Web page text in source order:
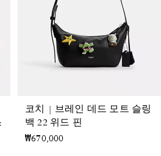
코치 | 브레인 데드 모트 슬링
백 22 위드 핀
₩670,000